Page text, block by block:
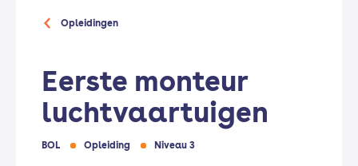
Opleidingen
Eerste monteur
luchtvaartuigen
BOL Opleiding Niveau 3